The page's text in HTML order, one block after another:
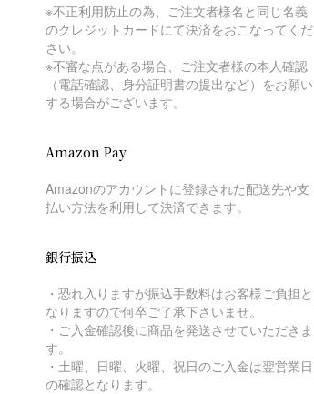
※不正利用防止の為、ご注文者様名と同じ名義
のクレジットカードにて決済をおこなってくだ
さい。
※不審な点がある場合、ご注文者様の本人確認
（電話確認、身分証明書の提出など）をお願い
する場合がございます。
Amazon Pay
Amazonのアカウントに登録された配送先や支
払い方法を利用して決済できます。
銀行振込
・恐れ入りますが振込手数料はお客様ご負担と
なりますので何卒ご了承下さいませ。
・ご入金確認後に商品を発送させていただきま
す。
・土曜、日曜、火曜、祝日のご入金は翌営業日
の確認となります。